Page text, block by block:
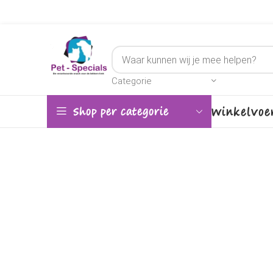
Categorie
Shop per categorie Winkel